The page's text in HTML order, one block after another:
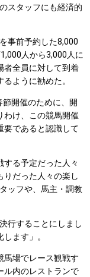
スタッフにも経済的
事前予約した8,000
人から3,000人に
者全員に対して到着
ように勧めた。
開催のために、開
わけ、この競馬開催
要であると認識して
る予定だった人々
りだった人々の楽し
ッフや、馬主・調教
行することにしまし
ます」。
場でレース観戦す
ル内のレストランで